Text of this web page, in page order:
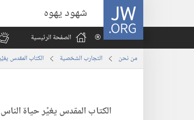
JW.ORG شهود يهوه
الصفحة الرئيسية
من نحن التجارب الشخصية الكتاب المقدس
الكتاب المقدس يغيِّر حياة الناس